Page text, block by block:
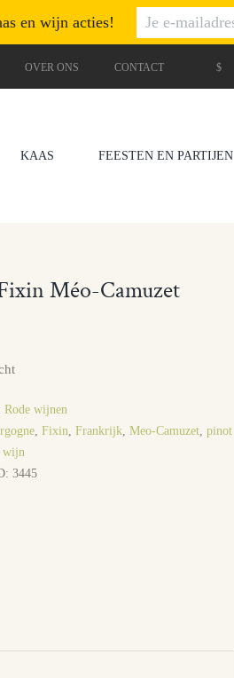
OVER ONS CONTACT $
KAAS FEESTEN EN PARTIJEN
Méo-Camuzet
Rode wijnen
,Fixin ,Frankrijk ,Meo-Camuzet ,pinot
wijn
3445
en wijn acties!